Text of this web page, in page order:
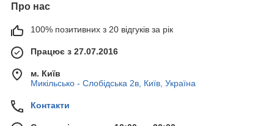
Про нас
100% позитивних з 20 відгуків за рік
Працює з 27.07.2016
м. Київ
Микільсько - Слобідська 2в, Київ, Україна
Контакти